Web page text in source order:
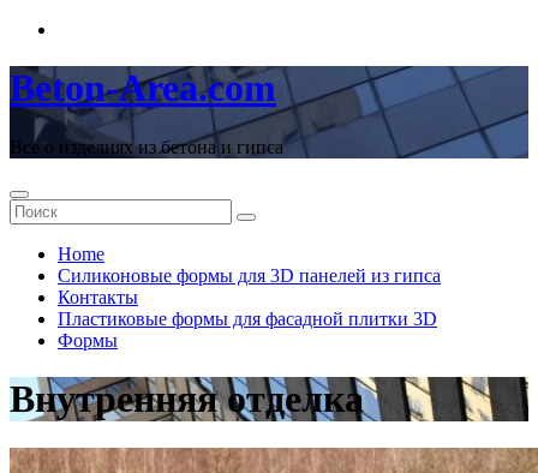
Перейти
содержимому
Beton-Area.com
Все о изделиях из бетона и гипса
Home
Cиликоновые формы для 3D панелей из гипса
Контакты
Пластиковые формы для фасадной плитки 3D
Формы
Внутренняя отделка